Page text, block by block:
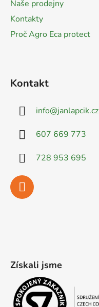
Naše prodejny
Kontakty
Proč Agro Eca protect
Kontakt
info@janlapcik.cz
607 669 773
728 953 695
Získali jsme